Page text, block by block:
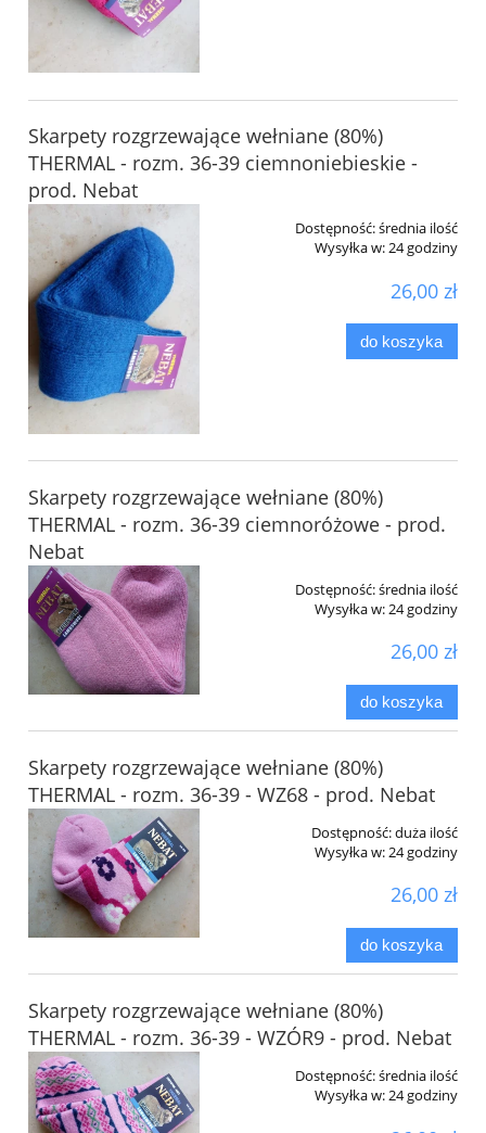
Skarpety rozgrzewające wełniane (80%)
THERMAL - rozm. 36-39 ciemnoniebieskie -
prod. Nebat
Dostępność:średnia ilość
Wysyłka w:24 godziny
26,00 zł
do koszyka
Skarpety rozgrzewające wełniane (80%)
THERMAL - rozm. 36-39 ciemnoróżowe - prod.
Nebat
Dostępność:średnia ilość
Wysyłka w:24 godziny
26,00 zł
do koszyka
Skarpety rozgrzewające wełniane (80%)
THERMAL - rozm. 36-39 - WZ68 - prod. Nebat
Dostępność:duża ilość
Wysyłka w:24 godziny
26,00 zł
do koszyka
Skarpety rozgrzewające wełniane (80%)
THERMAL - rozm. 36-39 - WZÓR9 - prod. Nebat
Dostępność:średnia ilość
Wysyłka w:24 godziny